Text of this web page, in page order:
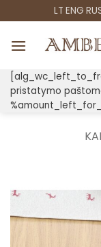
to
content
LT ENG
pristatymo